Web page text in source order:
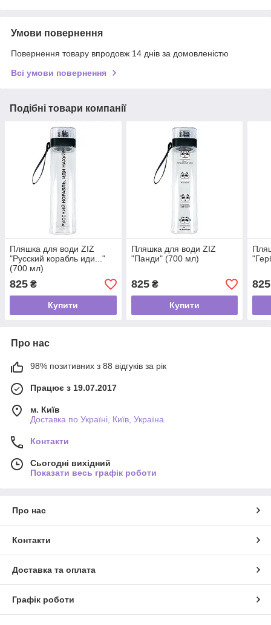
Умови повернення
Повернення товару впродовж 14 днів за домовленістю
Всі умови повернення
Подібні товари компанії
Пляшка для води ZIZ
"Русский корабль иди..."
(700 мл)
825 ₴
Купити
Пляшка для води ZIZ
"Панди" (700 мл)
825₴
Купити
825
Про нас
98% позитивних з 88 відгуків за рік
Працює з 19.07.2017
м. Київ
Доставка по Україні, Київ, Україна
Контакти
Сьогодні вихідний
Показати весь графік роботи
Про нас
Контакти
Доставка та оплата
Графік роботи